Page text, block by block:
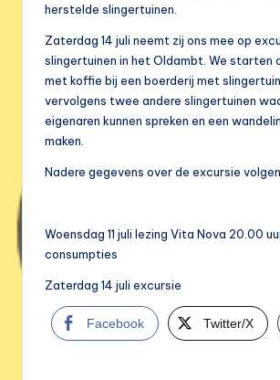
herstelde slingertuinen.
Zaterdag 14 juli neemt zij ons mee op
slingertuinen in het Oldambt. We starten
met koffie bij een boerderij met
vervolgens twee andere slingertuinen
eigenaren kunnen spreken en een
maken.
Nadere gegevens over de excursie volgen.
Woensdag 11 juli lezing Vita Nova 20.00
consumpties
Zaterdag 14 juli excursie
Facebook Twitter/X